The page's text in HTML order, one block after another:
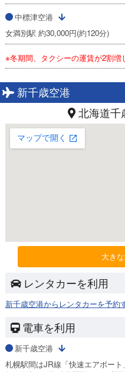
中標津空港
女満別駅 約30,000円(約120分)
※冬期間、タクシーの運賃が2割増
新千歳空港
北海道千
大き
レンタカーを利用
新千歳空港からレンタカーを予約
電車を利用
新千歳空港
札幌駅間はJR線「快速エアポート